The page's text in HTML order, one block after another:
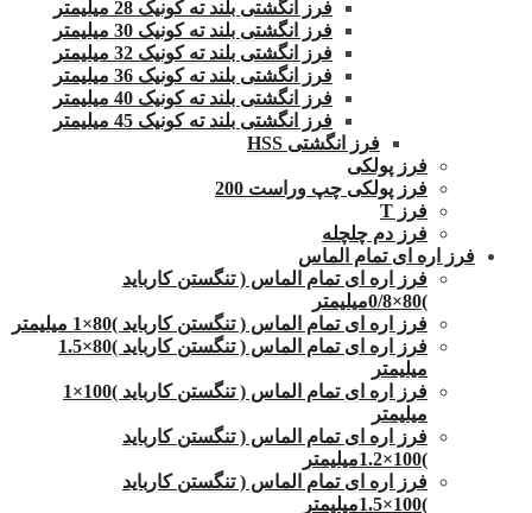
فرز انگشتی بلند ته کونیک 28 میلیمتر
فرز انگشتی بلند ته کونیک 30 میلیمتر
فرز انگشتی بلند ته کونیک 32 میلیمتر
فرز انگشتی بلند ته کونیک 36 میلیمتر
فرز انگشتی بلند ته کونیک 40 میلیمتر
فرز انگشتی بلند ته کونیک 45 میلیمتر
فرز انگشتی HSS
فرز پولکی
فرز پولکی چپ وراست 200
فرز T
فرز دم چلچله
فرز اره ای تمام الماس
فرز اره ای تمام الماس ( تنگستن کارباید
)80×0/8میلیمتر
فرز اره ای تمام الماس ( تنگستن کارباید )80×1 میلیمتر
فرز اره ای تمام الماس ( تنگستن کارباید )80×1.5
میلیمتر
فرز اره ای تمام الماس ( تنگستن کارباید )100×1
میلیمتر
فرز اره ای تمام الماس ( تنگستن کارباید
)100×1.2میلیمتر
فرز اره ای تمام الماس ( تنگستن کارباید
)100×1.5میلیمتر